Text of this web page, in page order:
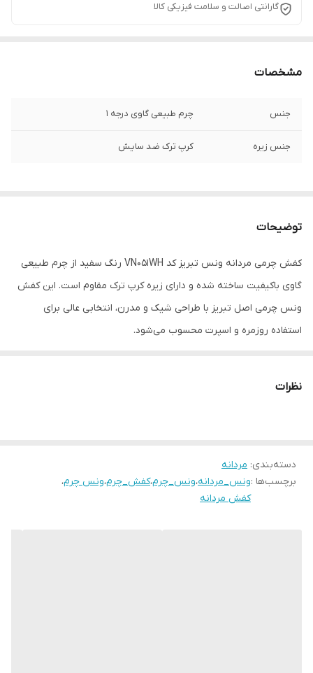
گارانتی اصالت و سلامت فیزیکی کالا
مشخصات
جنس چرم طبیعی گاوی درجه 1
جنس زیره کرپ ترک ضد سایش
توضیحات
کفش چرمی مردانه ونس تبریز کد VN051WH رنگ سفید از چرم طبیعی
گاوی باکیفیت ساخته شده و دارای زیره کرپ ترک مقاوم است. این کفش
ونس چرمی اصل تبریز با طراحی شیک و مدرن، انتخابی عالی برای
استفاده روزمره و اسپرت محسوب می‌شود.
خرید این محصول از فروشگاه ماست
الگو سایزبندی
نظرات
دسته‌بندی: مردانه
برچسب‌ها :ونس_مردانه،ونس_چرم،کفش_چرم،ونس چرم،
کفش مردانه